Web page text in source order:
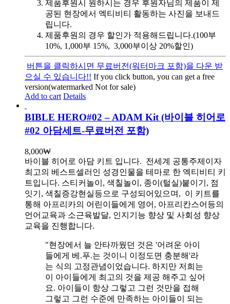
제품후원시 원하시는 경우 후원자님의 제품이 제
공된 현장에서 엑티비티 활동하는 사진을 보내드
립니다.
제품후원의 경우 할인가 적용해드립니다.(100부
10%, 1,000부 15%, 3,000부이상 20%할인)
버튼을 클릭하시면 무료버전(워터마크 포함)을 다운 받
으실 수 있습니다!! If you click button, you can get a free
version(watermarked Not for sale)
Add to cart Details
BIBLE HERO#02 – ADAM Kit (바이블 히어로
#02 아담세트-무료버전 포함)
8,000₩
바이블 히어로 아담 키트 입니다. 전세계 공통주제이자
최고의 베스트셀러인 성경인물을 테마로 한 엑티비티 키
트입니다. 스티커놀이, 색칠놀이, 종이(털실)붙이기, 점
잇기, 색칠증강현실등으로 구성되어있으며, 이 키트를
통해 아프리카의 어린이들에게 영어, 아프리칸스어등의
언어교육과 소근육발달, 인지기능 향상 및 사회성 향상
교육을 진행합니다.
"현장에서 늘 안타까웠던 것은 '어려운 아이
들에게 베.푸.는 것이니 이정도면 충분해'라
는 식의 고정관념이었습니다. 하지만 저희는
이 아이들에게 최고의 것을 제공 해주고 싶어
요. 아이들이 항상 그렇고 그런 것만을 접해
그렇고 그런 수준에 만족하는 아이들이 되는